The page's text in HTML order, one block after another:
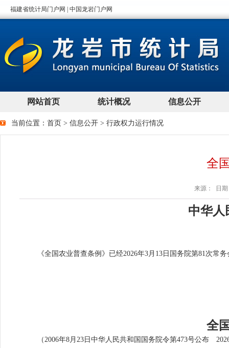
当前位置： 首页 > 信息公开 > 行政权力运行情况
全
来源： 日期
中华人
《全国农业普查条例》已经2026年3月13日国务院第81次常
全
（2006年8月23日中华人民共和国国务院令第473号公布